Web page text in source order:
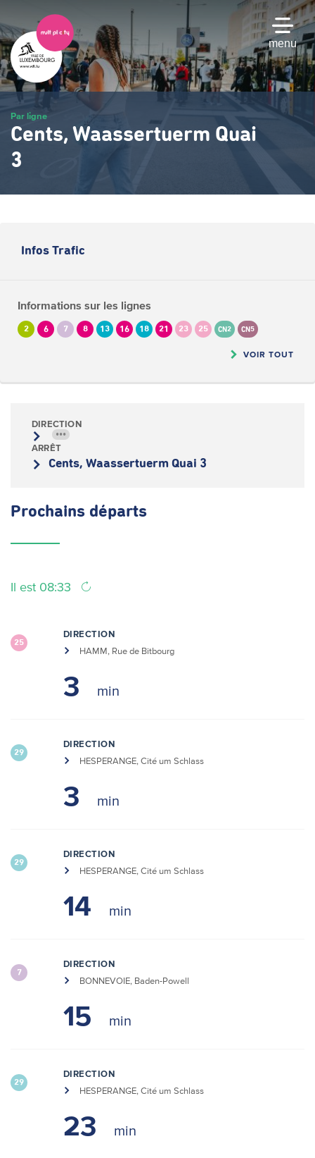
au
contenu
principal
menu
Par ligne
Cents, Waassertuerm Quai
3
Infos Trafic
Informations sur les lignes
2 6 7 8 13 16 18 21 23 25 CN2 CN5
VOIR TOUT
DIRECTION
•••
ARRÊT
Cents, Waassertuerm Quai 3
Prochains départs
Il est 08:33
25
DIRECTION
HAMM, Rue de Bitbourg
3
29
DIRECTION
HESPERANGE, Cité um Schlass
3
29
DIRECTION
HESPERANGE, Cité um Schlass
14
7
DIRECTION
BONNEVOIE, Baden-Powell
15
29
DIRECTION
HESPERANGE, Cité um Schlass
23